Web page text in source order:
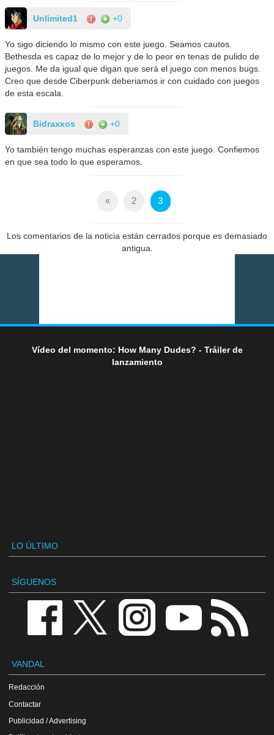
Unlimited1 +0
Yo sigo diciendo lo mismo con este juego. Seamos cautos.
Bethesda es capaz de lo mejor y de lo peor en tenas de pulido de
juegos. Me da igual que digan que será el juego con menos bugs.
Creo que desde Ciberpunk deberiamos ir con cuidado con juegos
de esta escala.
Bidraxxos +0
Yo también tengo muchas esperanzas con este juego. Confiemos
en que sea todo lo que esperamos.
« 2 3
Los comentarios de la noticia están cerrados porque es demasiado
antigua.
Vídeo del momento: How Many Dudes? - Tráiler de
lanzamiento
LO ÚLTIMO
SÍGUENOS
VANDAL
Redacción
Contactar
Publicidad / Advertising